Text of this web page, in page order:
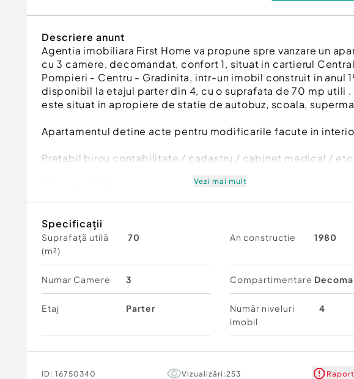
Descriere anunt
Agentia imobiliara First Home va propune spre vanzare un
cu 3 camere, decomandat, confort 1, situat in cartierul
Pompieri - Centru - Gradinita, intr-un imobil construit in anul
disponibil la etajul parter din 4, cu o suprafata de 70 mp utili
este situat in apropiere de statie de autobuz, scoala,
Apartamentul detine acte pentru modificarile facute in
Pretabil birou contabilitate / cadastru / cabinet medical / etc.
Tip imobil:Bloc de apartamente
Număr Băi:2
Vezi mai mult
Specificații
Suprafață utilă
(m²)
70 An constructie 1980
Numar Camere 3 Compartimentare
Etaj Parter
Număr niveluri
imobil
4
ID: 16750340 Vizualizări: 253